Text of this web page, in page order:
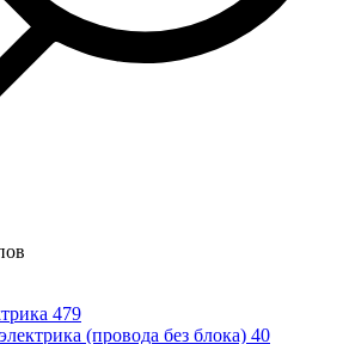
479
(провода без блока) 40